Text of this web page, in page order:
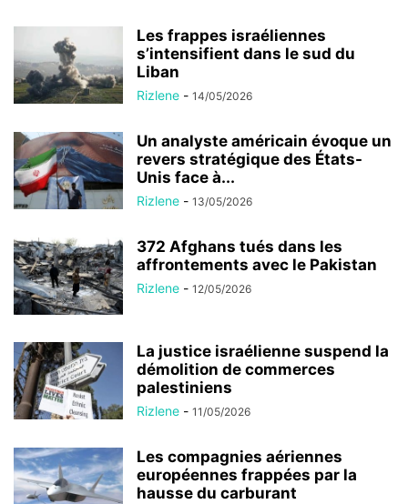
Les frappes israéliennes
s’intensifient dans le sud du
Liban
Rizlene - 14/05/2026
Un analyste américain évoque un
revers stratégique des États-
Unis face à...
Rizlene - 13/05/2026
372 Afghans tués dans les
affrontements avec le Pakistan
Rizlene - 12/05/2026
La justice israélienne suspend la
démolition de commerces
palestiniens
Rizlene - 11/05/2026
Les compagnies aériennes
européennes frappées par la
hausse du carburant